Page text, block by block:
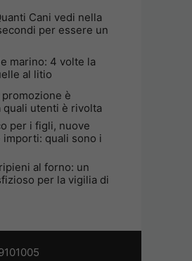
Cani vedi nella
per essere un
marino: 4 volte la
al litio
è
quali utenti è rivolta
per i figli, nuove
quali sono i
al forno: un
per la vigilia di